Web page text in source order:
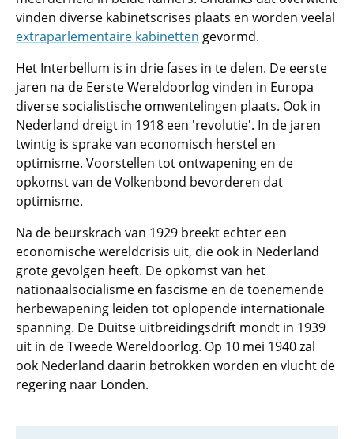
vinden diverse kabinetscrises plaats en worden veelal
extraparlementaire kabinetten gevormd.
Het Interbellum is in drie fases in te delen. De eerste
jaren na de Eerste Wereldoorlog vinden in Europa
diverse socialistische omwentelingen plaats. Ook in
Nederland dreigt in 1918 een 'revolutie'. In de jaren
twintig is sprake van economisch herstel en
optimisme. Voorstellen tot ontwapening en de
opkomst van de Volkenbond bevorderen dat
optimisme.
Na de beurskrach van 1929 breekt echter een
economische wereldcrisis uit, die ook in Nederland
grote gevolgen heeft. De opkomst van het
nationaalsocialisme en fascisme en de toenemende
herbewapening leiden tot oplopende internationale
spanning. De Duitse uitbreidingsdrift mondt in 1939
uit in de Tweede Wereldoorlog. Op 10 mei 1940 zal
ook Nederland daarin betrokken worden en vlucht de
regering naar Londen.